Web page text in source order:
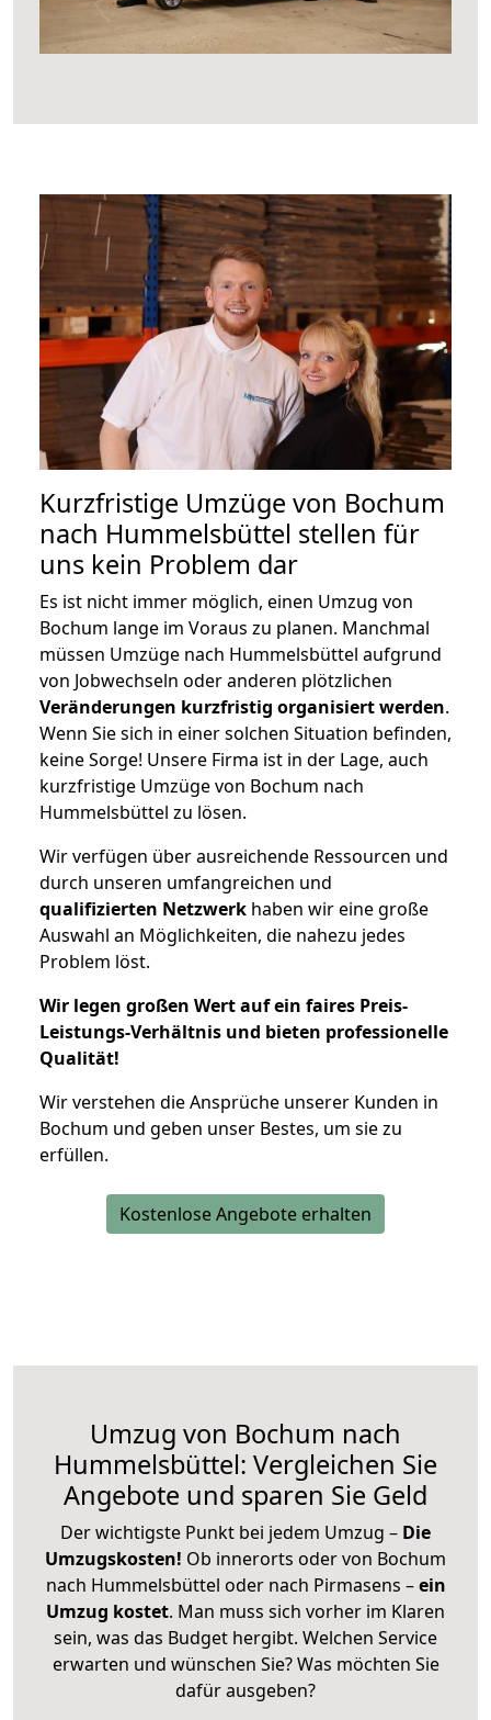
Kurzfristige Umzüge von Bochum
nach Hummelsbüttel stellen für
uns kein Problem dar
Es ist nicht immer möglich, einen Umzug von
Bochum lange im Voraus zu planen. Manchmal
müssen Umzüge nach Hummelsbüttel aufgrund
von Jobwechseln oder anderen plötzlichen
Veränderungen kurzfristig organisiert werden.
Wenn Sie sich in einer solchen Situation befinden,
keine Sorge! Unsere Firma ist in der Lage, auch
kurzfristige Umzüge von Bochum nach
Hummelsbüttel zu lösen.
Wir verfügen über ausreichende Ressourcen und
durch unseren umfangreichen und
qualifizierten Netzwerk haben wir eine große
Auswahl an Möglichkeiten, die nahezu jedes
Problem löst.
Wir legen großen Wert auf ein faires Preis-
Leistungs-Verhältnis und bieten professionelle
Qualität!
Wir verstehen die Ansprüche unserer Kunden in
Bochum und geben unser Bestes, um sie zu
erfüllen.
Kostenlose Angebote erhalten
Umzug von Bochum nach
Hummelsbüttel: Vergleichen Sie
Angebote und sparen Sie Geld
Der wichtigste Punkt bei jedem Umzug – Die
Umzugskosten! Ob innerorts oder von Bochum
nach Hummelsbüttel oder nach Pirmasens –ein
Umzug kostet. Man muss sich vorher im Klaren
sein, was das Budget hergibt. Welchen Service
erwarten und wünschen Sie? Was möchten Sie
dafür ausgeben?